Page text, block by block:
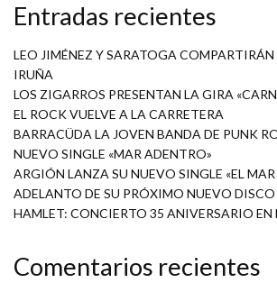
Entradas recientes
LEO JIMÉNEZ Y SARATOGA COMPARTIRÁN
IRUÑA
LOS ZIGARROS PRESENTAN LA GIRA
EL ROCK VUELVE A LA CARRETERA
BARRACÜDA LA JOVEN BANDA DE PUNK
NUEVO SINGLE «MAR ADENTRO»
ARGIÓN LANZA SU NUEVO SINGLE «EL
ADELANTO DE SU PRÓXIMO NUEVO DISCO
HAMLET: CONCIERTO 35 ANIVERSARIO EN
Comentarios recientes